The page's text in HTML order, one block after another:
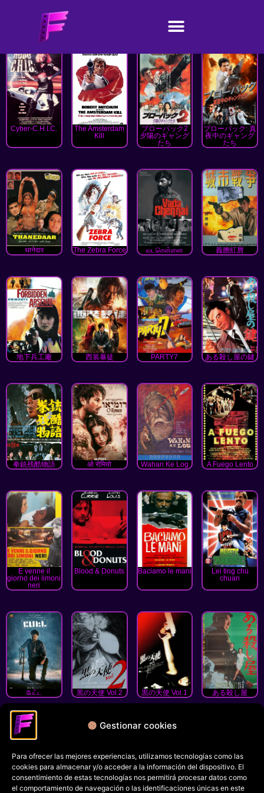
Gestionar cookies
Para ofrecer las mejores experiencias, utilizamos tecnologías como las
cookies para almacenar y/o acceder a la información del dispositivo. El
consentimiento de estas tecnologías nos permitirá procesar datos como
el comportamiento de navegación o las identificaciones únicas en este
Cyber-C.H.I.C.
The Amsterdam
Kill
ブローバック2
夕陽のギャング
たち
ブローバック: 真
夜中のギャング
たち
थानेदार The Zebra Force வடசென்னை 義膽紅唇
地下兵工廠 西装暴徒 PARTY7 ある殺し屋の鍵
拳銃残酷物語 ओ रोमियो Wahan Ke Log A Fuego Lento
E venne il
giorno dei limoni
neri
Blood & Donuts Baciamo le mani
Lei ting chu
chuan
பேட்ட 黒の天使 Vol.2 黒の天使 Vol.1 ある殺し屋
« Anterior
Siguiente »
Política de privacidad
Términos y condiciones